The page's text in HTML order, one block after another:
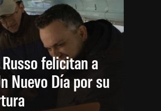
felicitan a
Nuevo Día por su